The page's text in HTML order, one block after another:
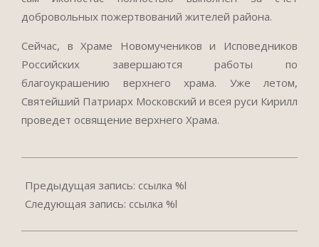
добровольных пожертвований жителей района.
Сейчас, в Храме Новомучеников и Исповедников
Российских завершаются работы по
благоукрашению верхнего храма. Уже летом,
Святейший Патриарх Московский и всея руси Кирилл
проведет освящение верхнего Храма.
05-
16
Предыдущая запись: ссылка %l
Следующая запись: ссылка %l